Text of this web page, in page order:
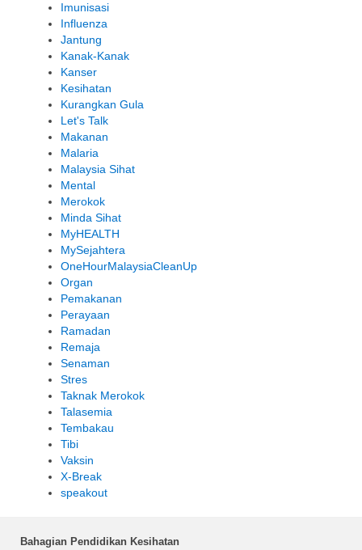
Imunisasi
Influenza
Jantung
Kanak-Kanak
Kanser
Kesihatan
Kurangkan Gula
Let's Talk
Makanan
Malaria
Malaysia Sihat
Mental
Merokok
Minda Sihat
MyHEALTH
MySejahtera
OneHourMalaysiaCleanUp
Organ
Pemakanan
Perayaan
Ramadan
Remaja
Senaman
Stres
Taknak Merokok
Talasemia
Tembakau
Tibi
Vaksin
X-Break
speakout
Bahagian Pendidikan Kesihatan